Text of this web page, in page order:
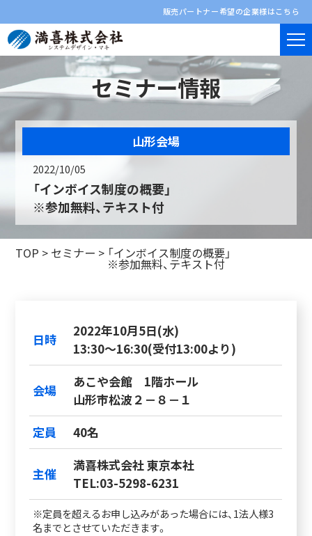
販売パートナー希望の企業様はこちら
セミナー情報
山形会場
2022/10/05
「インボイス制度の概要」
※参加無料、テキスト付
TOP > セミナー > 「インボイス制度の概要」
※参加無料、テキスト付
日時
2022年10月5日(水)
13:30～16:30(受付13:00より)
会場
あこや会館 1階ホール
山形市松波２－８－１
定員
40名
主催
満喜株式会社 東京本社
TEL:03-5298-6231
※定員を超えるお申し込みがあった場合には、1法人様3
名までとさせていただきます。